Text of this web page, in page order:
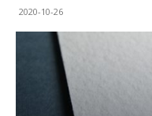
2020-10-26